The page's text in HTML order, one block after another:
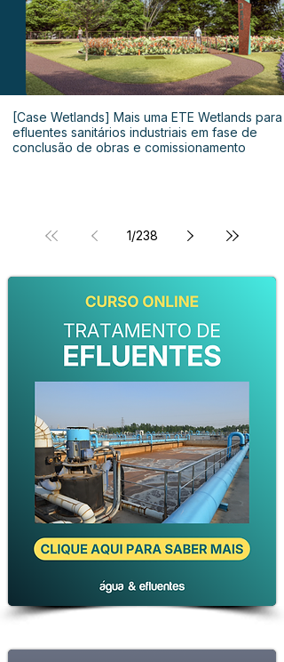
[Case Wetlands] Mais uma ETE Wetlands para
efluentes sanitários industriais em fase de
conclusão de obras e comissionamento
1/238